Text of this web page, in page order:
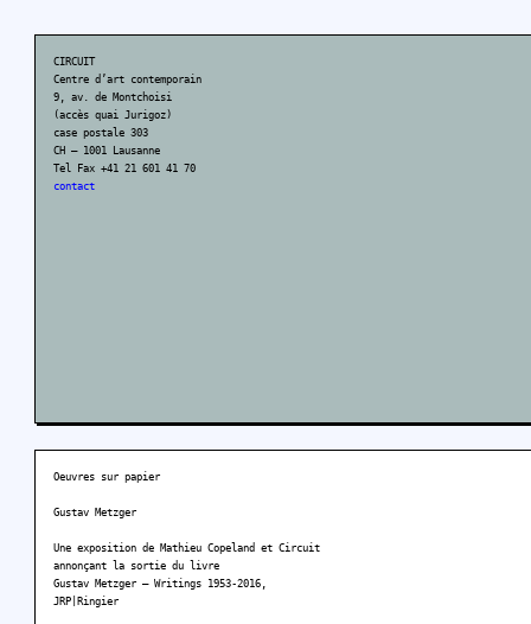
CIRCUIT
Centre d’art contemporain
9, av. de Montchoisi
(accès quai Jurigoz)
case postale 303
CH – 1001 Lausanne
Tel Fax +41 21 601 41 70
contact
Oeuvres sur papier
Gustav Metzger
Une exposition de Mathieu Copeland et Circuit
annonçant la sortie du livre
Gustav Metzger – Writings 1953-2016,
JRP|Ringier